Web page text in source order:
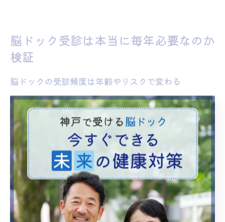
脳ドック受診は本当に毎年必要なのか
検証
脳ドックの受診頻度は年齢やリスクで変わる
脳ドックの受診頻度は、年齢や個人の健康リスクによっ
て大きく異なります。特に40歳を過ぎると、脳卒中や認
知症の発症リスクが高まるため、定期的な検査が推奨さ
れます。高血圧や糖尿病、脂質異常症などの生活習慣病
を持つ方や、家族に脳血管疾患の既往がある場合は、よ
り短い間隔での受診が望ましいとされています。
また、健康診断では把握しきれない脳血管の異常や脳動
脈瘤といった異常を早期に発見するためにも、脳ドック